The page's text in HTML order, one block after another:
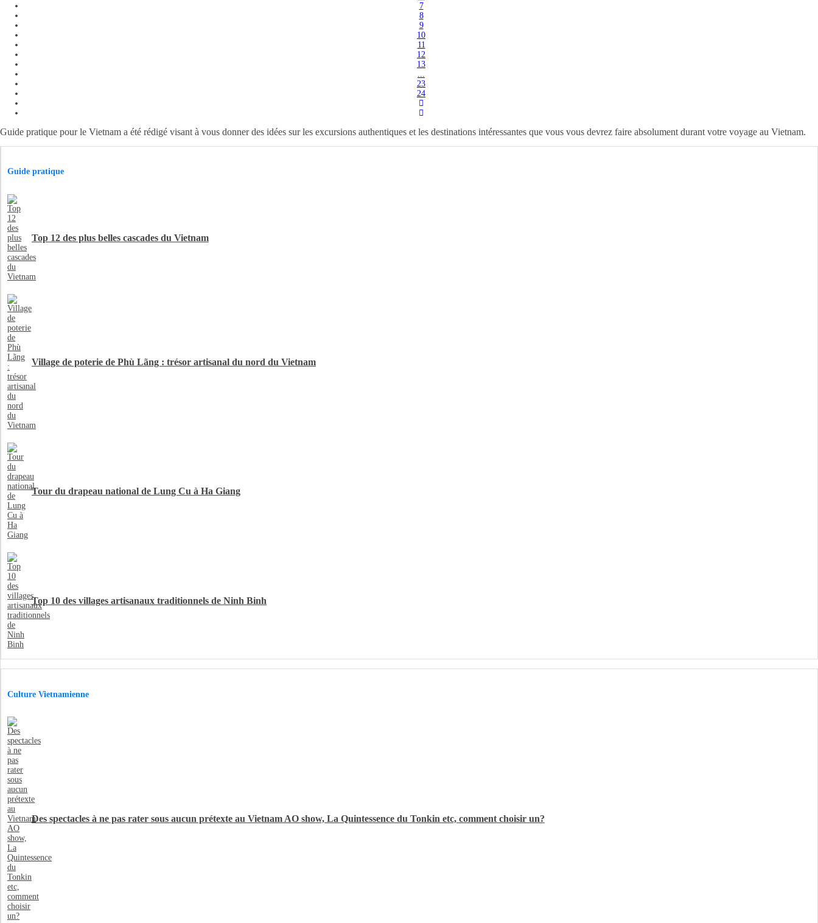
7
8
9
10
11
12
13
23
24
Guide pratique pour le Vietnam a été rédigé visant à vous donner des idées sur les excursions authentiques et les destinations intéressantes que vous vous devrez faire absolument durant votre voyage au Vietnam.
Guide pratique
Top 12 des plus belles cascades du Vietnam
Village de poterie de Phù Lãng : trésor artisanal du nord du Vietnam
Tour du drapeau national de Lung Cu à Ha Giang
Top 10 des villages artisanaux traditionnels de Ninh Binh
Culture Vietnamienne
Des spectacles à ne pas rater sous aucun prétexte au Vietnam AO show, La Quintessence du Tonkin etc, comment choisir un?